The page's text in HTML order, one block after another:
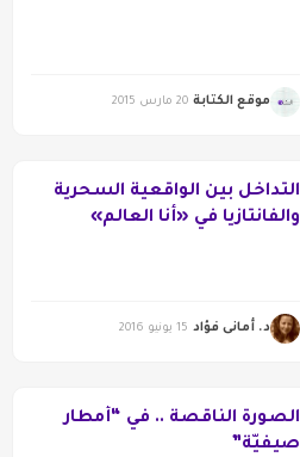
موقع الكتابة 20 مارس 2015
التداخل بين الواقعية السحرية
والفانتازيا في «أنا العالم»
د. أمانى فؤاد 15 يونيو 2016
الصورة الناقصة .. في “أمطار
صيفيّة”